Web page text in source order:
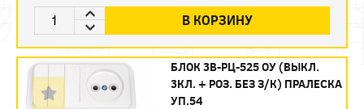
В КОРЗИНУ
БЛОК 3В-РЦ-525 ОУ (ВЫКЛ.
3КЛ. + РОЗ. БЕЗ З/К) ПРАЛЕСКА
УП.54